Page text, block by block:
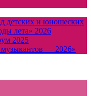
детских и юношеских
лета» 2026
2025
— 2026»